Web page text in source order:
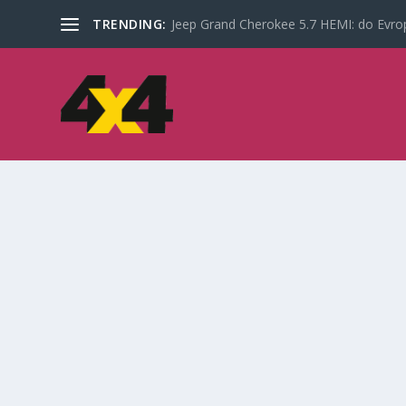
TRENDING: Jeep Grand Cherokee 5.7 HEMI: do